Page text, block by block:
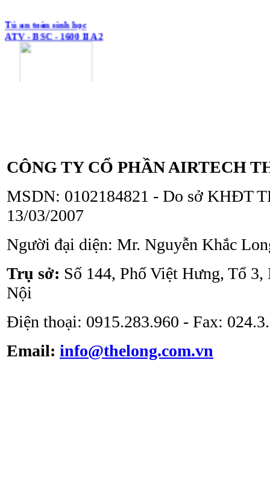
ATV - BSC - 1600 II A2
Tủ an toàn sinh học
CÔNG TY CỔ PHẦN AIRTECH
MSDN: 0102184821 - Do sở KHĐT
13/03/2007
Người đại diện: Mr. Nguyễn Khắc
Trụ sở: Số 144, Phố Việt Hưng, Tổ
Nội
Điện thoại: 0915.283.960 - Fax:
Email: info@thelong.com.vn